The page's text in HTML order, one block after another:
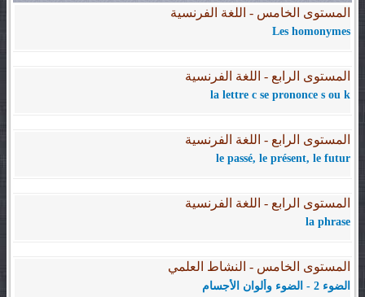
المستوى الخامس - اللغة الفرنسية
Les homonymes
المستوى الرابع - اللغة الفرنسية
la lettre c se prononce s ou k
المستوى الرابع - اللغة الفرنسية
le passé, le présent, le futur
المستوى الرابع - اللغة الفرنسية
la phrase
المستوى الخامس - النشاط العلمي
الضوء 2 - الضوء وألوان الأجسام